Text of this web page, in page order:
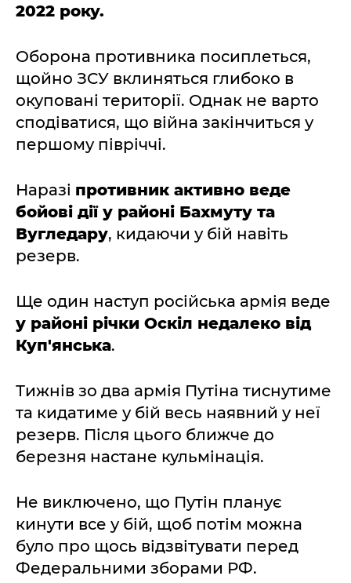
2022 року.
Оборона противника посиплеться,
щойно ЗСУ вклиняться глибоко в
окуповані території. Однак не варто
сподіватися, що війна закінчиться у
першому півріччі.
Наразі противник активно веде
бойові дії у районі Бахмуту та
Вугледару, кидаючи у бій навіть
резерв.
Ще один наступ російська армія веде
у районі річки Оскіл недалеко від
Куп'янська.
Тижнів зо два армія Путіна тиснутиме
та кидатиме у бій весь наявний у неї
резерв. Після цього ближче до
березня настане кульмінація.
Не виключено, що Путін планує
кинути все у бій, щоб потім можна
було про щось відзвітувати перед
Федеральними зборами РФ.